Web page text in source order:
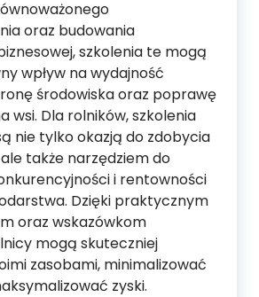
oraz budowania
szkolenia te mogą
wpływ na wydajność
środowiska oraz poprawę
wsi. Dla rolników, szkolenia
nie tylko okazją do zdobycia
także narzędziem do
i rentowności
Dzięki praktycznym
oraz wskazówkom
mogą skuteczniej
zasobami, minimalizować
zyski.